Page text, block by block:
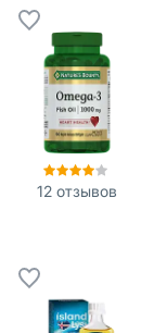
12 отзывов